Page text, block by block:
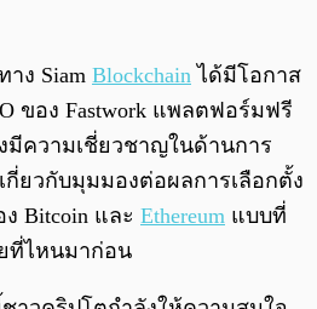
ง Siam Blockchain ได้มีโอกาส
ของ Fastwork แพลตฟอร์มฟรี
ความเชี่ยวชาญในด้านการ
กี่ยวกับมุมมองต่อผลการเลือกตั้ง
Bitcoin และ Ethereum แบบที่
ยที่ไหนมาก่อน